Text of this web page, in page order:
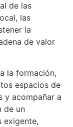
de las
las
la
de valor
la formación,
espacios de
y acompañar a
de un
exigente,